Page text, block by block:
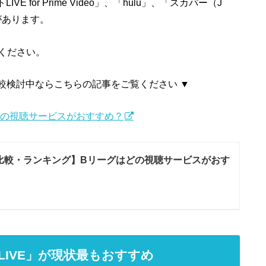
for Prime Video」、「hulu」、「スカパー（J
ります。
ださい。
討中ならこちらの記事をご覧ください ▼
視聴サービスがおすすめ？
較・ランキング】Bリーグはどの視聴サービスがおす
」が現状最もおすすめ